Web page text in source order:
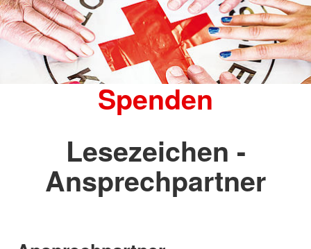
Spenden
Lesezeichen -
Ansprechpartner